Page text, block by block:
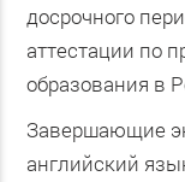
досрочного
аттестации по
образования в
Завершающие
английский